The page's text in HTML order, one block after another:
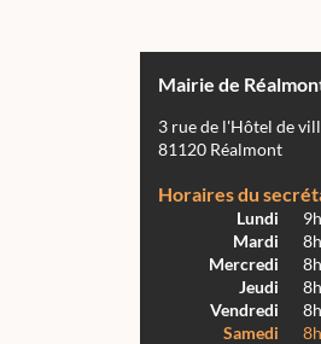
Mairie de
3 rue de l'Hôtel de
81120 Réalmont
Horaires du
Lundi
Mardi
Mercredi
Jeudi
Vendredi
Samedi